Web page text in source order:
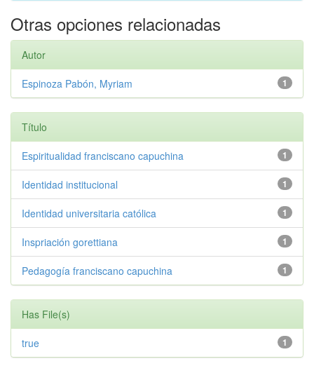
Otras opciones relacionadas
Autor
1
Espinoza Pabón, Myriam
Título
1
Espiritualidad franciscano capuchina
1
Identidad institucional
1
Identidad universitaria católica
1
Inspriación gorettiana
1
Pedagogía franciscano capuchina
Has File(s)
1
true